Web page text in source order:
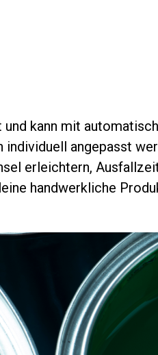
kann mit
angepasst
erleichtern,
handwerkliche